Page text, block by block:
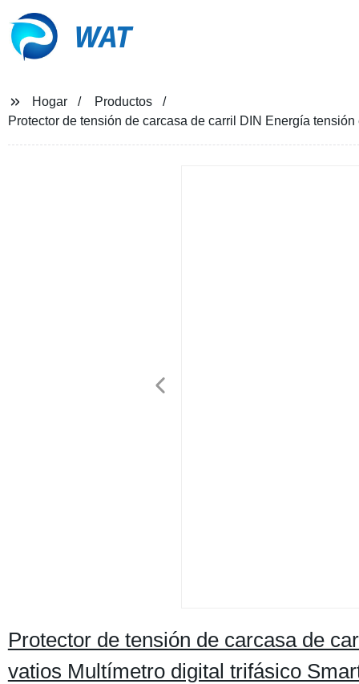
WAT
Hogar
Productos
Protector de tensión de carcasa de carril DIN Energía
Protector de tensión de carcasa de
vatios Multímetro digital trifásico